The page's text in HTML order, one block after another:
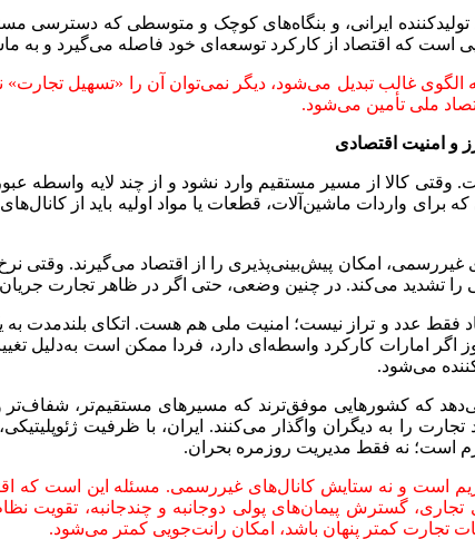
ایرانی، و بنگاه‌های کوچک و متوسطی که دسترسی
است که اقتصاد از کارکرد توسعه‌ای خود فاصله می‌گیرد و به
غالب تبدیل می‌شود، دیگر نمی‌توان آن را «تسهیل تجارت»
ملی تأمین می‌شود.
و امنیت اقتصادی
کالا از مسیر مستقیم وارد نشود و از چند لایه واسطه
که برای واردات ماشین‌آلات، قطعات یا مواد اولیه باید از
غیررسمی، امکان پیش‌بینی‌پذیری را از اقتصاد می‌گیرند. وقتی
را تشدید می‌کند. در چنین وضعی، حتی اگر در ظاهر تجارت
فقط عدد و تراز نیست؛ امنیت ملی هم هست. اتکای بلندمدت به
امارات کارکرد واسطه‌ای دارد، فردا ممکن است به‌دلیل
می‌شود.
که کشورهایی موفق‌ترند که مسیرهای مستقیم‌تر،
را به دیگران واگذار می‌کنند. ایران، با ظرفیت
است؛ نه فقط مدیریت روزمره بحران.
است و نه ستایش کانال‌های غیررسمی. مسئله این است که
گسترش پیمان‌های پولی دوجانبه و چندجانبه، تقویت
تجارت کمتر پنهان باشد، امکان رانت‌جویی کمتر می‌شود.